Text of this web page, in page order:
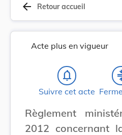
arrow_back Retour accueil
Acte plus en vigueur
notifications_none
Suivre cet acte
Règlement
2012 concernant